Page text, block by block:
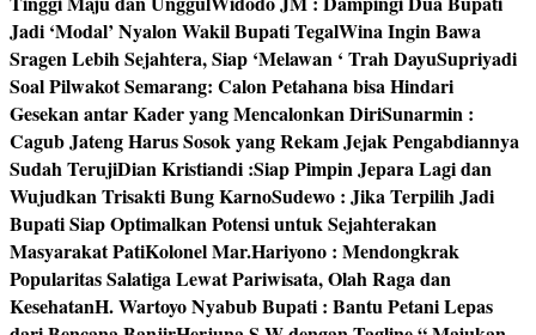
Jadi ‘Modal’ Nyalon Wakil Bupati TegalWina Ingin Bawa
Sragen Lebih Sejahtera, Siap ‘Melawan ‘ Trah DayuSupriyadi
Soal Pilwakot Semarang: Calon Petahana bisa Hindari
Gesekan antar Kader yang Mencalonkan DiriSunarmin :
Cagub Jateng Harus Sosok yang Rekam Jejak Pengabdiannya
Sudah TerujiDian Kristiandi :Siap Pimpin Jepara Lagi dan
Wujudkan Trisakti Bung KarnoSudewo : Jika Terpilih Jadi
Bupati Siap Optimalkan Potensi untuk Sejahterakan
Masyarakat PatiKolonel Mar.Hariyono : Mendongkrak
Popularitas Salatiga Lewat Pariwisata, Olah Raga dan
KesehatanH. Wartoyo Nyabub Bupati : Bantu Petani Lepas